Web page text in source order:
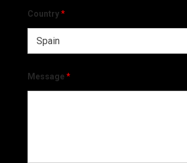
Country*
Message *